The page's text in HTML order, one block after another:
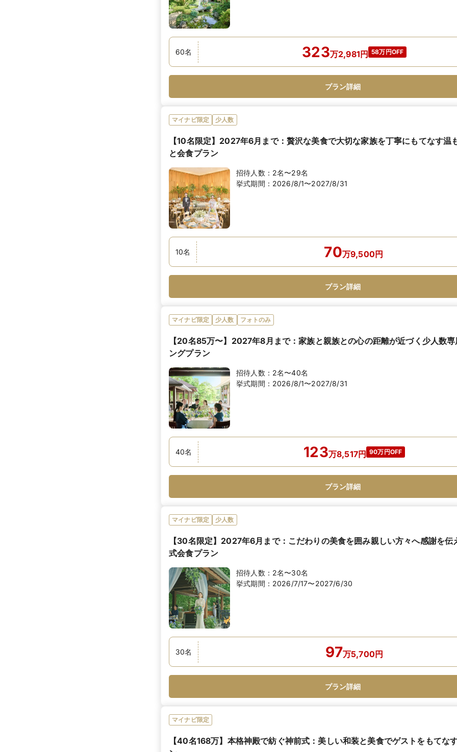
60名 323万2,981円 58万円OFF
プラン詳細
マイナビ限定 少人数
【10名限定】2027年6月まで：贅沢な美食で大切な家族を丁寧にもてなす温
と会食プラン
招待人数： 2名〜29名
挙式期間： 2026/8/1〜2027/8/31
10名 70万9,500円
プラン詳細
マイナビ限定 少人数 フォトのみ
【20名85万〜】2027年8月まで：家族と親族との心の距離が近づく少人数
ングプラン
招待人数： 2名〜40名
挙式期間： 2026/8/1〜2027/8/31
40名 123万8,517円 90万円OFF
プラン詳細
マイナビ限定 少人数
【30名限定】2027年6月まで：こだわりの美食を囲み親しい方々へ感謝を伝
式会食プラン
招待人数： 2名〜30名
挙式期間： 2026/7/17〜2027/6/30
30名 97万5,700円
プラン詳細
マイナビ限定
【40名168万】本格神殿で紡ぐ神前式：美しい和装と美食でゲストをもてな